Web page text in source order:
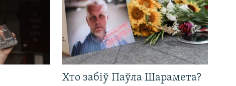
Хто забіў Паўла Шарамета?